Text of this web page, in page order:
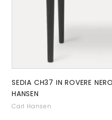
SEDIA CH37 IN ROVERE
HANSEN
Carl Hansen